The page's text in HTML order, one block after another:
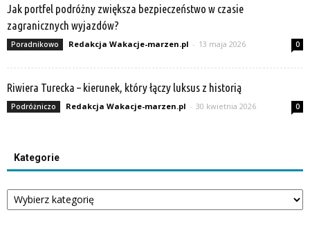
Jak portfel podróżny zwiększa bezpieczeństwo w czasie
zagranicznych wyjazdów?
Poradnikowo Redakcja Wakacje-marzen.pl - 13 maja 2026 0
Riwiera Turecka – kierunek, który łączy luksus z historią
Podróżniczo Redakcja Wakacje-marzen.pl - 30 kwietnia 2026 0
Kategorie
Kategorie